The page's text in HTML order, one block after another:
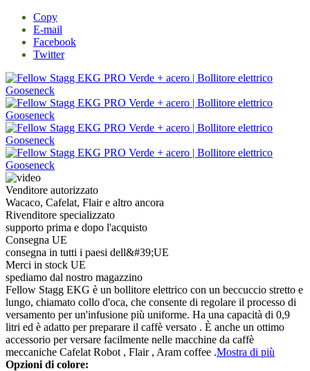
Copy
E-mail
Facebook
Twitter
Venditore autorizzato
Wacaco, Cafelat, Flair e altro ancora
Rivenditore specializzato
supporto prima e dopo l'acquisto
Consegna UE
consegna in tutti i paesi dell&#39;UE
Merci in stock UE
spediamo dal nostro magazzino
Fellow Stagg EKG è un bollitore elettrico con un beccuccio stretto e
lungo, chiamato collo d'oca, che consente di regolare il processo di
versamento per un'infusione più uniforme. Ha una capacità di 0,9
litri ed è adatto per preparare il caffè versato . È anche un ottimo
accessorio per versare facilmente nelle macchine da caffè
meccaniche Cafelat Robot , Flair , Aram coffee .Mostra di più
Opzioni di colore: